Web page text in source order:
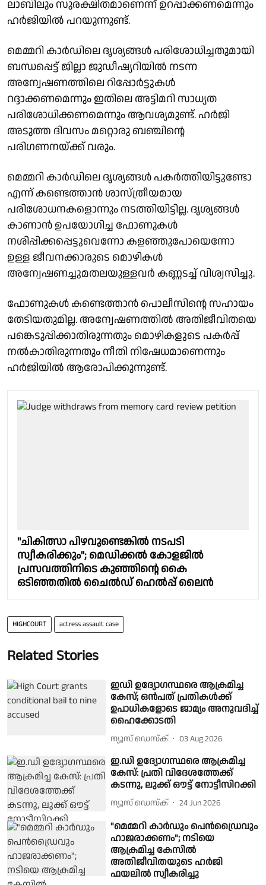
ലാബിലും സുരക്ഷിതമാണെന്ന് ഉറപ്പാക്കണമെന്നും
ഹർജിയിൽ പറയുന്നുണ്ട്.
മെമ്മറി കാർഡിലെ ദൃശ്യങ്ങൾ പരിശോധിച്ചതുമായി
ബന്ധപ്പെട്ട് ജില്ലാ ജുഡീഷ്യറിയിൽ നടന്ന
അന്വേഷണത്തിലെ റിപ്പോർട്ടുകൾ
റദ്ദാക്കണമെന്നും ഇതിലെ അട്ടിമറി സാധ്യത
പരിശോധിക്കണമെന്നും ആവശ്യമുണ്ട്. ഹർജി
അടുത്ത ദിവസം മറ്റൊരു ബഞ്ചിൻ്റെ
പരിഗണനയ്ക്ക് വരും.
മെമ്മറി കാർഡിലെ ദൃശ്യങ്ങൾ പകർത്തിയിട്ടുണ്ടോ
എന്ന് കണ്ടെത്താൻ ശാസ്ത്രീയമായ
പരിശോധനകളൊന്നും നടത്തിയിട്ടില്ല. ദൃശ്യങ്ങൾ
കാണാൻ ഉപയോഗിച്ച ഫോണുകൾ
നശിപ്പിക്കപ്പെട്ടുവെന്നോ കളഞ്ഞുപോയെന്നോ
ഉള്ള ജീവനക്കാരുടെ മൊഴികൾ
അന്വേഷണച്ചുമതലയുള്ളവർ കണ്ണടച്ച് വിശ്വസിച്ചു.
ഫോണുകൾ കണ്ടെത്താൻ പൊലീസിൻ്റെ സഹായം
തേടിയതുമില്ല. അന്വേഷണത്തിൽ അതിജീവിതയെ
പങ്കെടുപ്പിക്കാതിരുന്നതും മൊഴികളുടെ പകർപ്പ്
നൽകാതിരുന്നതും നീതി നിഷേധമാണെന്നും
ഹർജിയിൽ ആരോപിക്കുന്നുണ്ട്.
"ചികിത്സാ പിഴവുണ്ടെങ്കില്‍ നടപടി
സ്വീകരിക്കും"; മെഡിക്കല്‍ കോളജില്‍
പ്രസവത്തിനിടെ കുഞ്ഞിന്റെ കൈ
ഒടിഞ്ഞതില്‍ ചൈല്‍ഡ് ഹെല്‍പ്പ് ലൈന്‍
HIGHCOURT actress assault case
Related Stories
ഇഡി ഉദ്യോഗസ്ഥരെ ആക്രമിച്ച
കേസ്; ഒൻപത് പ്രതികൾക്ക്
ഉപാധികളോടെ ജാമ്യം അനുവദിച്ച്
ഹൈക്കോടതി
ന്യൂസ് ഡെസ്ക് 03 Aug 2026
ഇ.ഡി ഉദ്യോഗസ്ഥരെ ആക്രമിച്ച
കേസ്: പ്രതി വിദേശത്തേക്ക്
കടന്നു, ലുക്ക് ഔട്ട് നോട്ടീസിറക്കി
ന്യൂസ് ഡെസ്ക് 24 Jun 2026
"മെമ്മറി കാര്‍ഡും പെന്‍ഡ്രൈവും
ഹാജരാക്കണം"; നടിയെ
ആക്രമിച്ച കേസിൽ
അതിജീവിതയുടെ ഹര്‍ജി
ഫയലില്‍ സ്വീകരിച്ചു